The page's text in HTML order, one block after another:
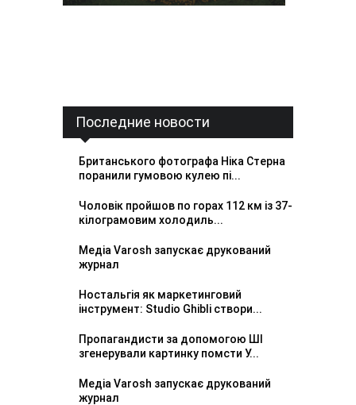
Последние новости
Британського фотографа Ніка Стерна
поранили гумовою кулею пі...
Чоловік пройшов по горах 112 км із 37-
кілограмовим холодиль...
Медіа Varosh запускає друкований
журнал
Ностальгія як маркетинговий
інструмент: Studio Ghibli створи...
Пропагандисти за допомогою ШІ
згенерували картинку помсти У...
Медіа Varosh запускає друкований
журнал